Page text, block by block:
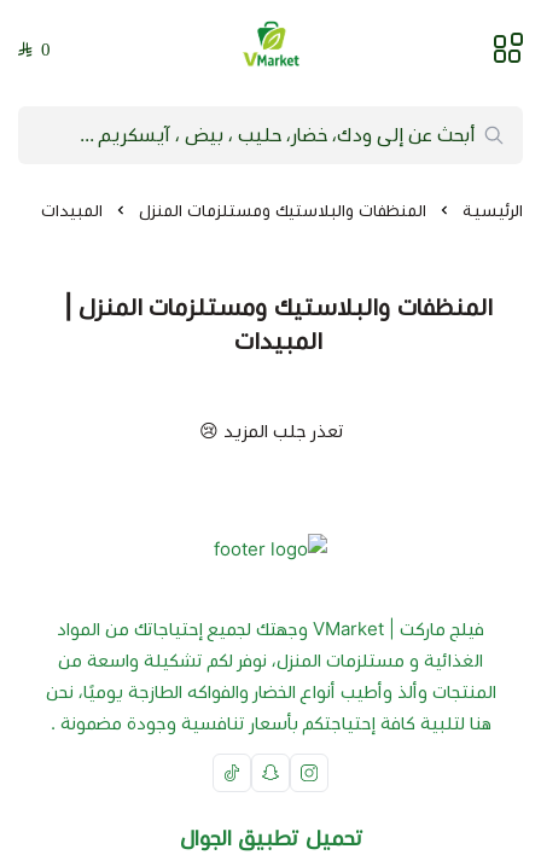
فيلج ماركت | VMarket
0
الرئيسية المنظفات والبلاستيك ومستلزمات المنزل المبيدات
المنظفات والبلاستيك ومستلزمات المنزل |
المبيدات
تعذر جلب المزيد 😢
فيلج ماركت | VMarket وجهتك لجميع إحتياجاتك من المواد
الغذائية و مستلزمات المنزل، نوفر لكم تشكيلة واسعة من
المنتجات وألذ وأطيب أنواع الخضار والفواكه الطازجة يوميًا، نحن
هنا لتلبية كافة إحتياجتكم بأسعار تنافسية وجودة مضمونة .
تحميل تطبيق الجوال